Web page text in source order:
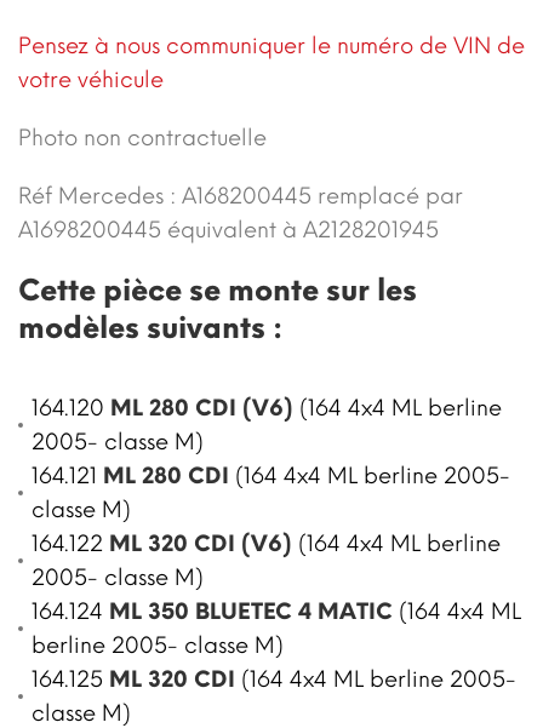
Pensez à nous communiquer le numéro de VIN de
votre véhicule
Photo non contractuelle
Réf Mercedes : A168200445 remplacé par
A1698200445 équivalent à A2128201945
Cette pièce se monte sur les
modèles suivants :
164.120 ML 280 CDI (V6) (164 4x4 ML berline
2005- classe M)
164.121 ML 280 CDI (164 4x4 ML berline 2005-
classe M)
164.122 ML 320 CDI (V6) (164 4x4 ML berline
2005- classe M)
164.124 ML 350 BLUETEC 4 MATIC (164 4x4 ML
berline 2005- classe M)
164.125 ML 320 CDI (164 4x4 ML berline 2005-
classe M)